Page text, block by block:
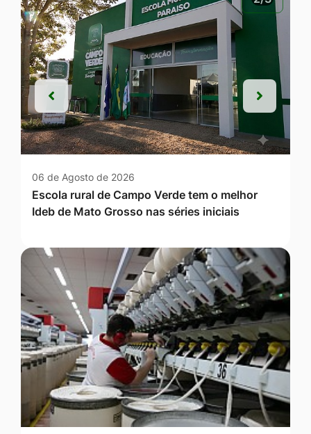
06 de Agosto de 2026
Escola rural de Campo Verde tem o melhor
Ideb de Mato Grosso nas séries iniciais
Anterior
Anterior Próxima